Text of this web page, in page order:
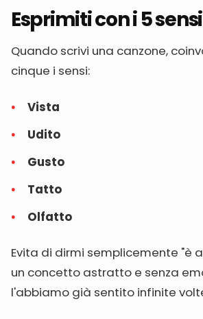
Esprimiti con i 5 sensi
Quando scrivi una canzone,
cinque i sensi:
Vista
Udito
Gusto
Tatto
Olfatto
Evita di dirmi semplicemente "è
un concetto astratto e senza
l'abbiamo già sentito infinite